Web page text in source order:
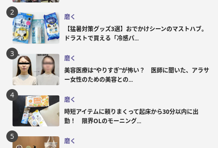
磨く
【猛暑対策グッズ3選】おでかけシーンのマストハブ。
ドラストで買える「冷感パ...
磨く
美容医療は“やりすぎ”が怖い？ 医師に聞いた、アラサ
ー女性のための美容との...
磨く
時短アイテムに頼りまくって起床から30分以内に出
勤！ 限界OLのモーニング...
磨く